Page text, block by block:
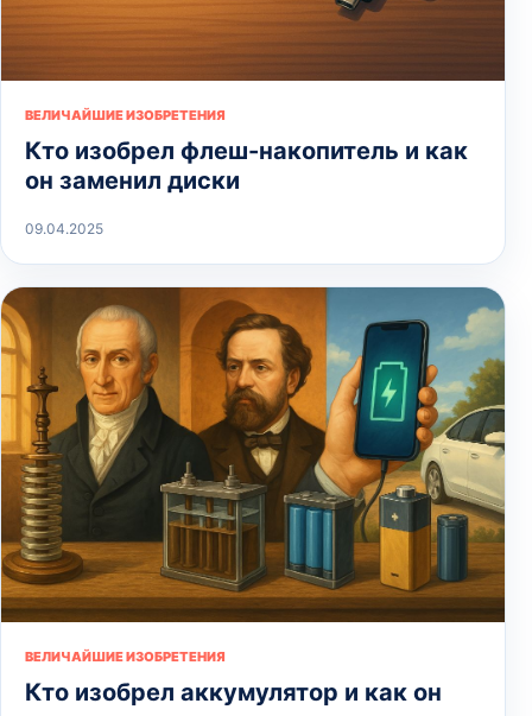
ВЕЛИЧАЙШИЕ ИЗОБРЕТЕНИЯ
Кто изобрел флеш-накопитель и как
он заменил диски
09.04.2025
ВЕЛИЧАЙШИЕ ИЗОБРЕТЕНИЯ
Кто изобрел аккумулятор и как он